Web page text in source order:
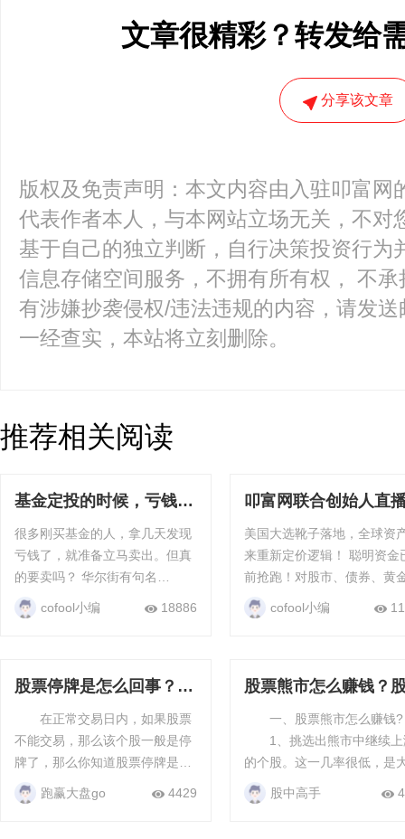
文章很精彩？转发给
分享该文章
版权及免责声明：本文内容由入驻叩富网
代表作者本人，与本网站立场无关，不对
基于自己的独立判断，自行决策投资行为
信息存储空间服务，不拥有所有权， 不
有涉嫌抄袭侵权/违法违规的内容，请发
一经查实，本站将立刻删除。
推荐相关阅读
基金定投的时候，亏钱了
要立马卖出吗？
很多刚买基金的人，拿几天发现
亏钱了，就准备立马卖出。但真
的要卖吗？ 华尔街有句名
言：“闪电劈下来的时候，一定要
在场！” 意思很简单，就是不管
cofool小编 18886
叩富网联合创始人直
告：《美国大选将如
响我们的资产》
美国大选靴子落地，全球资
来重新定价逻辑！ 聪明资金已提
前抢跑！对股市、债券、黄
资产有什么影响？ 未来普通人的
风险和机遇又在哪里？ 11月14
cofool小编
股票停牌是怎么回事？股
票停牌的原因
在正常交易日内，如果股票
不能交易，那么该个股一般是停
牌了，那么你知道股票停牌是怎
么回事吗 ? 股票停牌是怎么
回事? 引起股票停牌的原因
跑赢大盘go 4429
股票熊市怎么赚钱？
熊市注意什么
一、股票熊市怎么赚钱?
1、挑选出熊市中继续上
的个股。这一几率很低，是
中的大神做的事情。 2、做
空股指期货。现阶段中国早
股中高手